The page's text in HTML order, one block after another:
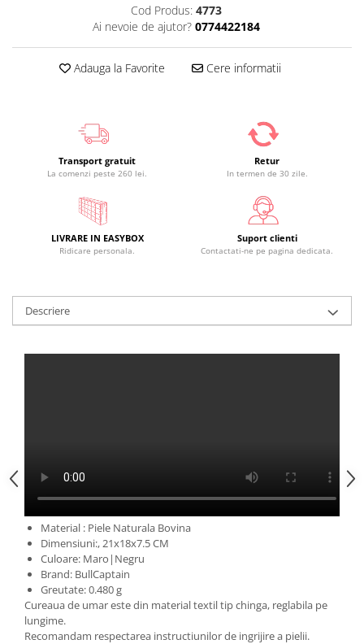
Cod Produs: 4773
Ai nevoie de ajutor? 0774422184
Adauga la Favorite Cere informatii
Transport gratuit
La comenzi peste 260 lei.
Retur
In termen de 30 zile.
LIVRARE IN EASYBOX
Ridicare personala.
Suport clienti
Contactati-ne pe pagina dedicata.
Descriere
Material : Piele Naturala Bovina
Dimensiuni:, 21x18x7.5 CM
Culoare: Maro|Negru
Brand: BullCaptain
Greutate: 0.480 g
Cureaua de umar este din material textil tip chinga, reglabila pe
lungime.
Recomandam respectarea instructiunilor de ingrijire a pielii.